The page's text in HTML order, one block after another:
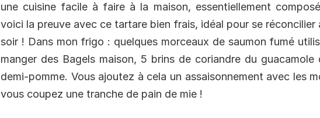
une cuisine facile à faire à la maison, essentiellement
voici la preuve avec ce tartare bien frais, idéal pour se réconcilier
soir ! Dans mon frigo : quelques morceaux de saumon fumé
manger des Bagels maison, 5 brins de coriandre du guacamole
demi-pomme. Vous ajoutez à cela un assaisonnement avec les
vous coupez une tranche de pain de mie !